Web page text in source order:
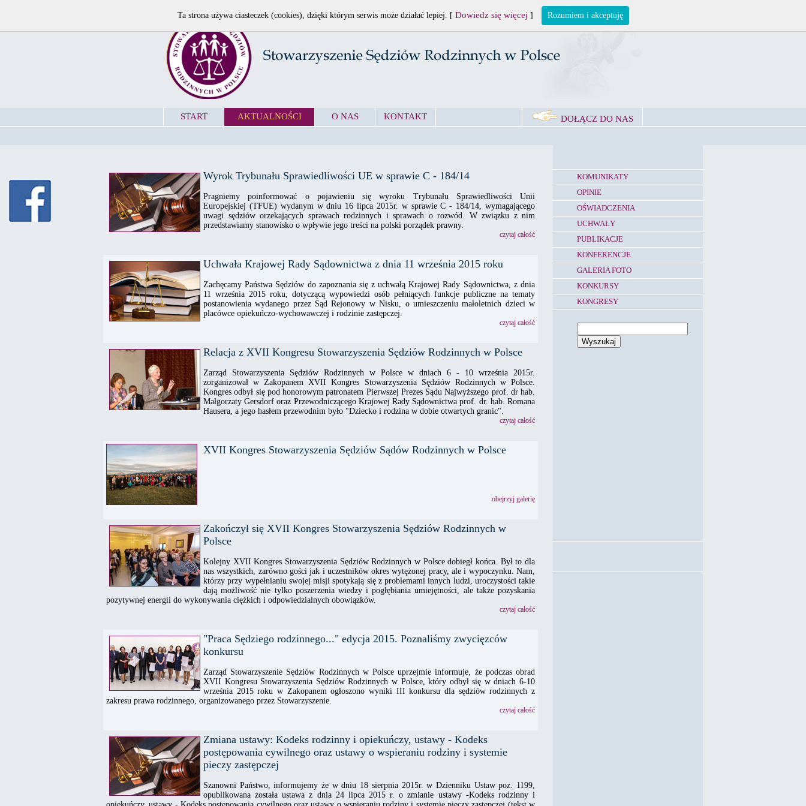
START AKTUALNOŚCI O NAS KONTAKT DOŁĄCZ DO NAS
Wyrok Trybunału Sprawiedliwości UE w sprawie C - 184/14
Pragniemy poinformować o pojawieniu się wyroku Trybunału Sprawiedliwości Unii
Europejskiej (TFUE) wydanym w dniu 16 lipca 2015r. w sprawie C - 184/14, wymagającego
uwagi sędziów orzekających sprawach rodzinnych i sprawach o rozwód. W związku z nim
przedstawiamy stanowisko o wpływie jego treści na polski porządek prawny.
czytaj całość
Uchwała Krajowej Rady Sądownictwa z dnia 11 września 2015 roku
Zachęcamy Państwa Sędziów do zapoznania się z uchwałą Krajowej Rady Sądownictwa, z dnia
11 września 2015 roku, dotyczącą wypowiedzi osób pełniących funkcje publiczne na tematy
postanowienia wydanego przez Sąd Rejonowy w Nisku, o umieszczeniu małoletnich dzieci w
placówce opiekuńczo-wychowawczej i rodzinie zastępczej.
czytaj całość
Relacja z XVII Kongresu Stowarzyszenia Sędziów Rodzinnych w Polsce
Zarząd Stowarzyszenia Sędziów Rodzinnych w Polsce w dniach 6 - 10 września 2015r.
zorganizował w Zakopanem XVII Kongres Stowarzyszenia Sędziów Rodzinnych w Polsce.
Kongres odbył się pod honorowym patronatem Pierwszej Prezes Sądu Najwyższego prof. dr hab.
Małgorzaty Gersdorf oraz Przewodniczącego Krajowej Rady Sądownictwa prof. dr. hab. Romana
Hausera, a jego hasłem przewodnim było "Dziecko i rodzina w dobie otwartych granic".
czytaj całość
XVII Kongres Stowarzyszenia Sędziów Sądów Rodzinnych w Polsce
obejrzyj galerię
Zakończył się XVII Kongres Stowarzyszenia Sędziów Rodzinnych w
Polsce
Kolejny XVII Kongres Stowarzyszenia Sędziów Rodzinnych w Polsce dobiegł końca. Był to dla
nas wszystkich, zarówno gości jak i uczestników okres wytężonej pracy, ale i wypoczynku. Nam,
którzy przy wypełnianiu swojej misji spotykają się z problemami innych ludzi, uroczystości takie
dają możliwość nie tylko poszerzenia wiedzy i pogłębiania umiejętności, ale także pozyskania
pozytywnej energii do wykonywania ciężkich i odpowiedzialnych obowiązków.
czytaj całość
"Praca Sędziego rodzinnego..." edycja 2015. Poznaliśmy zwycięzców
konkursu
Zarząd Stowarzyszenie Sędziów Rodzinnych w Polsce uprzejmie informuje, że podczas obrad
XVII Kongresu Stowarzyszenia Sędziów Rodzinnych w Polsce, który odbył się w dniach 6-10
września 2015 roku w Zakopanem ogłoszono wyniki III konkursu dla sędziów rodzinnych z
zakresu prawa rodzinnego, organizowanego przez Stowarzyszenie.
czytaj całość
Zmiana ustawy: Kodeks rodzinny i opiekuńczy, ustawy - Kodeks
postępowania cywilnego oraz ustawy o wspieraniu rodziny i systemie
pieczy zastępczej
Szanowni Państwo, informujemy że w dniu 18 sierpnia 2015r. w Dzienniku Ustaw poz. 1199,
opublikowana została ustawa z dnia 24 lipca 2015 r. o zmianie ustawy -Kodeks rodzinny i
KOMUNIKATY
OPINIE
OŚWIADCZENIA
UCHWAŁY
PUBLIKACJE
KONFERENCJE
GALERIA FOTO
KONKURSY
KONGRESY
Ta strona używa ciasteczek (cookies), dzięki którym serwis może działać lepiej. [ Dowiedz się więcej ] Rozumiem i akceptuję